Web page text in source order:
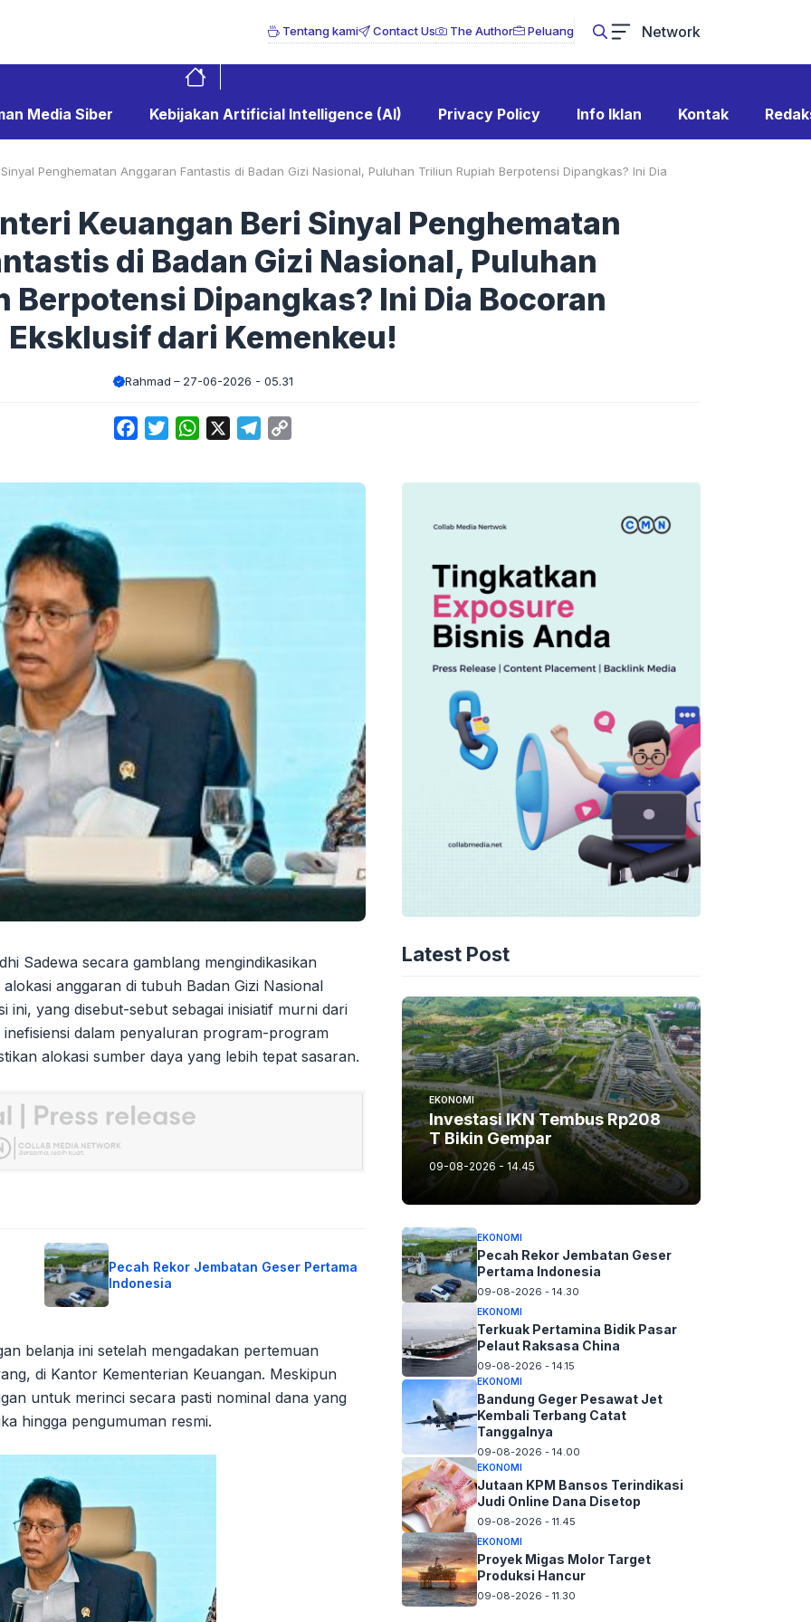
Tentang kami Contact Us The Author Peluang Network
Media Siber Kebijakan Artificial Intelligence (AI) Privacy Policy Info Iklan Kontak
Penghematan Anggaran Fantastis di Badan Gizi Nasional, Puluhan Triliun Rupiah Berpotensi Dipangkas? Ini Dia
Keuangan Beri Sinyal Penghematan
di Badan Gizi Nasional, Puluhan
Berpotensi Dipangkas? Ini Dia Bocoran
Eksklusif dari Kemenkeu!
Rahmad 27-06-2026 - 05.31
FacebookTwitterWhatsApp Telegram
Sadewa secara gamblang mengindikasikan
anggaran di tubuh Badan Gizi Nasional
ini, yang disebut-sebut sebagai inisiatif murni dari
dalam penyaluran program-program
alokasi sumber daya yang lebih tepat sasaran.
Pecah Rekor Jembatan Geser Pertama
Indonesia
belanja ini setelah mengadakan pertemuan
di Kantor Kementerian Keuangan. Meskipun
untuk merinci secara pasti nominal dana yang
hingga pengumuman resmi.
Latest Post
EKONOMI
Investasi IKN Tembus Rp208
T Bikin Gempar
09-08-2026 - 14.45
EKONOMI
Pecah Rekor Jembatan Geser
Pertama Indonesia
09-08-2026 - 14.30
EKONOMI
Terkuak Pertamina Bidik Pasar
Pelaut Raksasa China
09-08-2026 - 14.15
EKONOMI
Bandung Geger Pesawat Jet
Kembali Terbang Catat
Tanggalnya
09-08-2026 - 14.00
EKONOMI
Jutaan KPM Bansos Terindikasi
Judi Online Dana Disetop
09-08-2026 - 11.45
EKONOMI
Proyek Migas Molor Target
Produksi Hancur
09-08-2026 - 11.30